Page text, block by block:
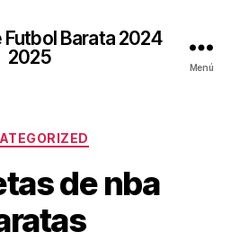
Barata 2024
2025
Menú
Categorías
de nba